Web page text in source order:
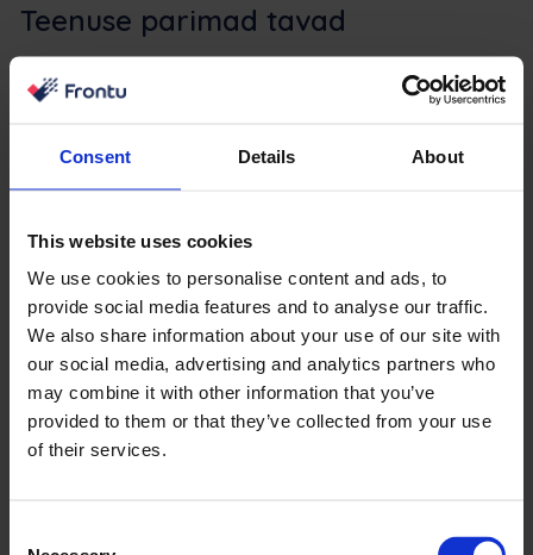
Consent Details About
This website uses cookies
We use cookies to personalise content and ads, to
provide social media features and to analyse our traffic.
We also share information about your use of our site with
our social media, advertising and analytics partners who
may combine it with other information that you’ve
provided to them or that they’ve collected from your use
of their services.
Teenuse parimad tavad
Iga tehnikameeskonna jaoks selge ja järjepideva
ajakava koostamine on hea välitööde juhtimise oluline
liikumise ja paranduste või rakenduste tegemise ümber.
Igasugune kõrvalepõige või segadus toob lõpuks
Sõiduplaani koostamise kõrval on marsruutide
optimeerimine teine oluline aspekt kohapealse töö
haldamisel. Keskmine läbitud vahemaa päevas on
tavaline tulemuslikkuse näitaja. Tagades, et ükski neist
kilomeetritest ei lähe raisku, vähendatakse üldisi
teeninduskulusid, parandatakse kohalejõudmise aega
ja suurendatakse klientide rahulolu.
välitöötajatel on kogu vajalik teave ja et